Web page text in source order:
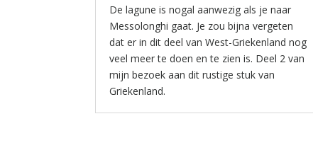
De lagune is nogal aanwezig als je naar
Messolonghi gaat. Je zou bijna vergeten
dat er in dit deel van West-Griekenland nog
veel meer te doen en te zien is. Deel 2 van
mijn bezoek aan dit rustige stuk van
Griekenland.